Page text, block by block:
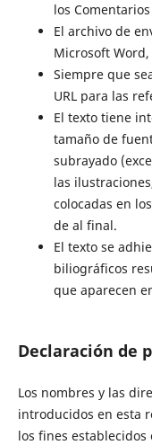
los
El archivo de
Microsoft Word,
Siempre que
URL para las
El texto tiene
tamaño de
subrayado
las
colocadas en
de al final.
El texto se
biliográficos
que aparecen
Declaración de
Los nombres y las
introducidos en esta
los fines